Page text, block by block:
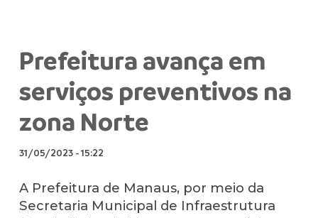
Prefeitura avança em
serviços preventivos na
zona Norte
31/05/2023-15:22
A Prefeitura de Manaus, por meio da
Secretaria Municipal de Infraestrutura